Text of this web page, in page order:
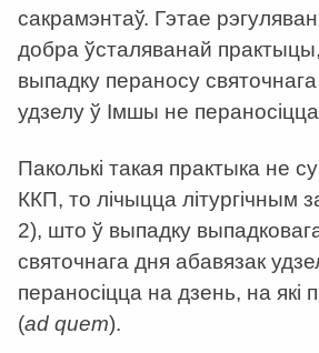
сакрамэнтаў. Гэтае
добра ўсталяванай
выпадку пераносу
удзелу ў Імшы не
Паколькі такая практыка не
ККП, то лічыцца літургічным
2), што ў выпадку
святочнага дня абавязак
пераносіцца на дзень, на які
(ad quem).